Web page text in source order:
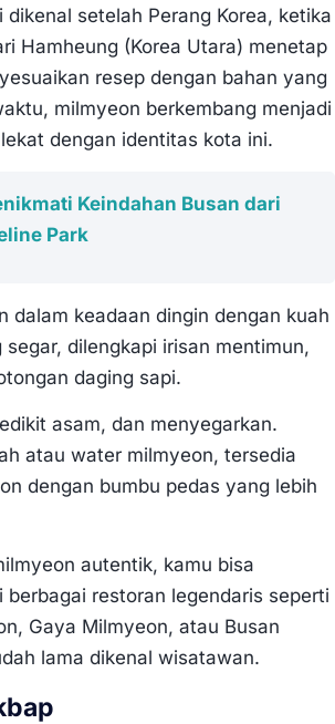
dikenal setelah Perang Korea, ketika
Hamheung (Korea Utara) menetap
resep dengan bahan yang
milmyeon berkembang menjadi
dengan identitas kota ini.
Keindahan Busan dari
Park
dalam keadaan dingin dengan kuah
dilengkapi irisan mentimun,
daging sapi.
asam, dan menyegarkan.
atau water milmyeon, tersedia
dengan bumbu pedas yang lebih
autentik, kamu bisa
berbagai restoran legendaris seperti
Gaya Milmyeon, atau Busan
lama dikenal wisatawan.